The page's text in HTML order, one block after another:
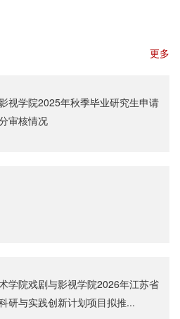
更多
视学院2025年秋季毕业研究生申请
审核情况
学院戏剧与影视学院2026年江苏省
研与实践创新计划项目拟推...